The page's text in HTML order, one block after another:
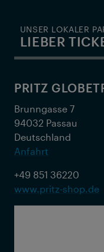
UNSER LOKALER
LIEBER
PRITZ
Brunngasse 7
94032 Passau
Deutschland
Anfahrt
+49 851 36220
www.pritz-shop.de